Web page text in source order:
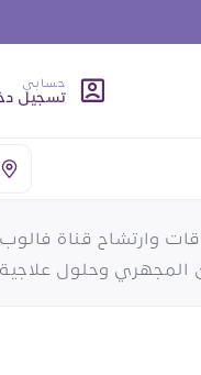
حسابي
تسجيل
وارتشاح قناة
المجهري وحلول